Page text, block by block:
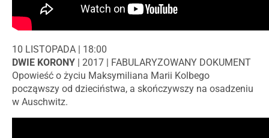
10 LISTOPADA | 18:00
DWIE KORONY | 2017 | FABULARYZOWANY DOKUMENT
Opowieść o życiu Maksymiliana Marii Kolbego
począwszy od dzieciństwa, a skończywszy na osadzeniu
w Auschwitz.